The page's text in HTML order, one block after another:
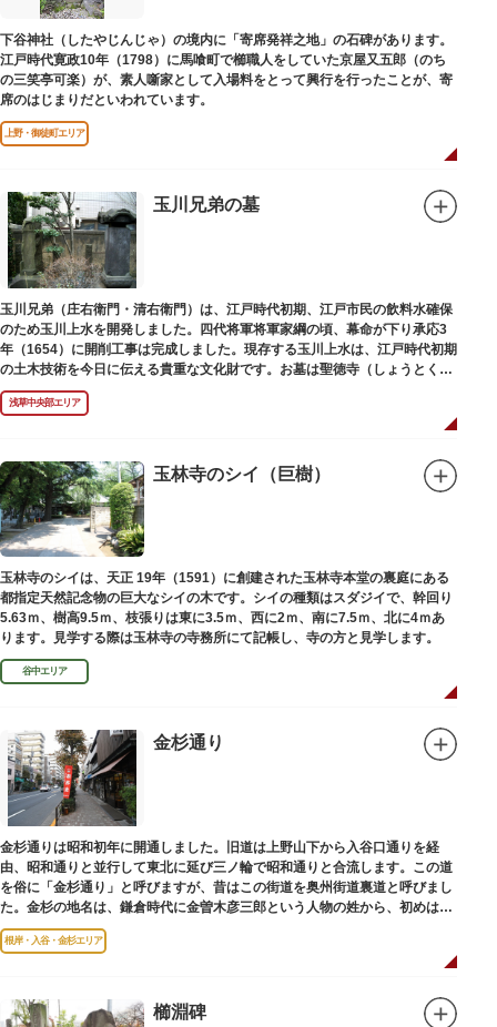
下谷神社（したやじんじゃ）の境内に「寄席発祥之地」の石碑があります。
江戸時代寛政10年（1798）に馬喰町で櫛職人をしていた京屋又五郎（のち
の三笑亭可楽）が、素人噺家として入場料をとって興行を行ったことが、寄
席のはじまりだといわれています。
上野・御徒町エリア
玉川兄弟の墓
玉川兄弟（庄右衛門・清右衛門）は、江戸時代初期、江戸市民の飲料水確保
のため玉川上水を開発しました。四代将軍将軍家綱の頃、幕命が下り承応3
年（1654）に開削工事は完成しました。現存する玉川上水は、江戸時代初期
の土木技術を今日に伝える貴重な文化財です。お墓は聖徳寺（しょうとく
じ）にあります。
浅草中央部エリア
玉林寺のシイ（巨樹）
玉林寺のシイは、天正 19年（1591）に創建された玉林寺本堂の裏庭にある
都指定天然記念物の巨大なシイの木です。シイの種類はスダジイで、幹回り
5.63ｍ、樹高9.5ｍ、枝張りは東に3.5ｍ、西に2ｍ、南に7.5ｍ、北に4ｍあ
ります。見学する際は玉林寺の寺務所にて記帳し、寺の方と見学します。
谷中エリア
金杉通り
金杉通りは昭和初年に開通しました。旧道は上野山下から入谷口通りを経
由、昭和通りと並行して東北に延び三ノ輪で昭和通りと合流します。この道
を俗に「金杉通り」と呼びますが、昔はこの街道を奥州街道裏道と呼びまし
た。金杉の地名は、鎌倉時代に金曽木彦三郎という人物の姓から、初めは金
曽木、それが金杉に変わったものとされています。
根岸・入谷・金杉エリア
櫛淵碑